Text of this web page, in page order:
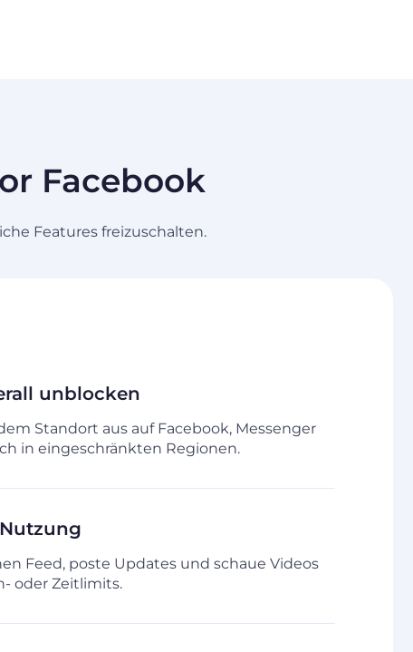
Facebook
Features freizuschalten.
unblocken
Standort aus auf Facebook, Messenger
in eingeschränkten Regionen.
Feed, poste Updates und schaue Videos
oder Zeitlimits.